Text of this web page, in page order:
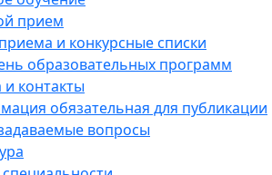
прием
и конкурсные списки
образовательных программ
и контакты
обязательная для публикации
вопросы